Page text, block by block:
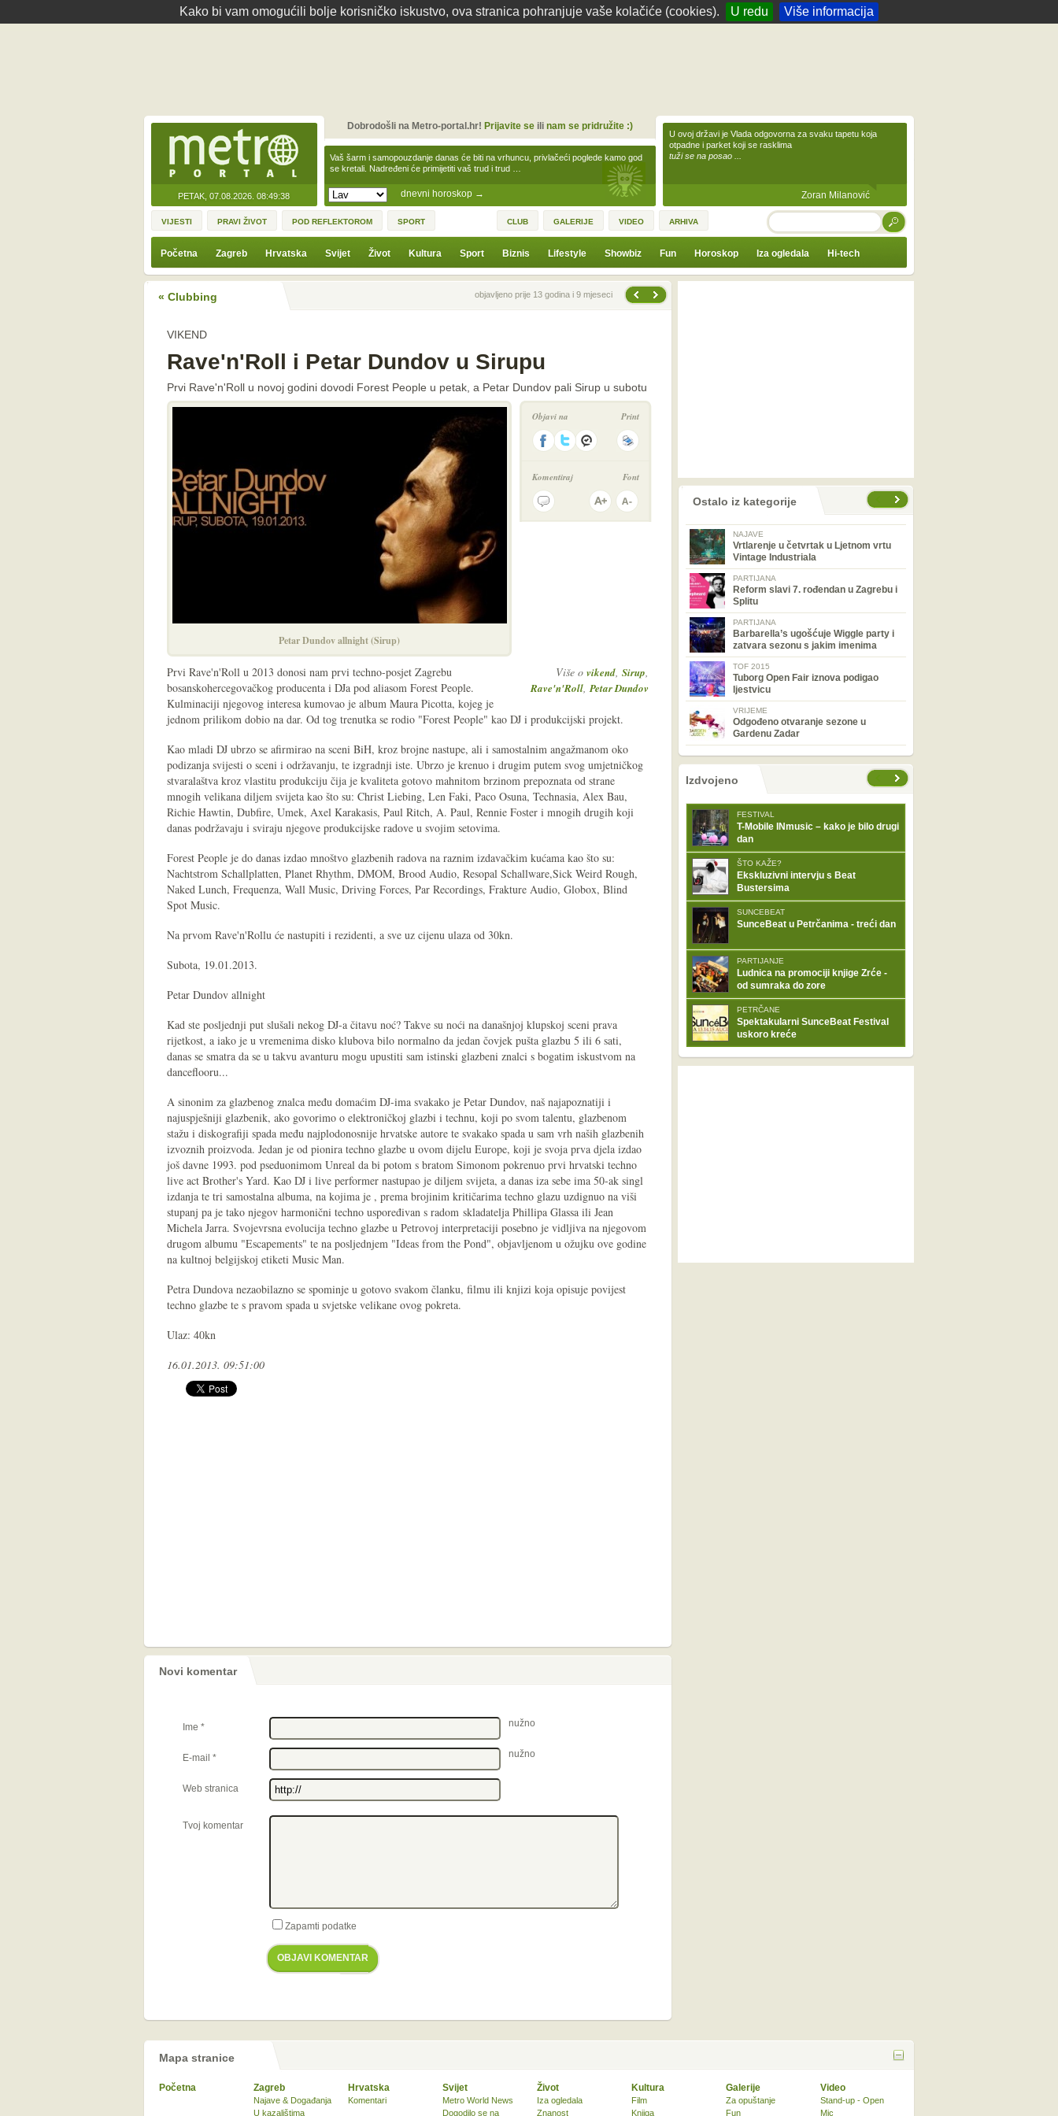
Kako bi vam omogućili bolje korisničko iskustvo, ova stranica pohranjuje vaše kolačiće (cookies). U redu Više informacija
PETAK, 07.08.2026. 08:49:38 dnevni horoskop →
Vaš šarm i samopouzdanje danas će biti na vrhuncu, privlačeći poglede kamo god
se kretali. Nadređeni će primijetiti vaš trud i trud …
Dobrodošli na Metro-portal.hr! Prijavite seili nam se pridružite :)
U ovoj državi je Vlada odgovorna za svaku tapetu koja
otpadne i parket koji se rasklima
tuži se na posao ...
Zoran Milanović
VIJESTI PRAVI ŽIVOT POD REFLEKTOROM SPORT CLUB GALERIJE VIDEO ARHIVA TRAŽI
Početna Zagreb Hrvatska Svijet Život Kultura Sport Biznis Lifestyle Showbiz Fun Horoskop Iza ogledala Hi-tech
« Clubbing Prethodna vijestobjavljeno prije 13 godina i 9 mjeseci
VIKEND
Rave'n'Roll i Petar Dundov u Sirupu
Prvi Rave'n'Roll u novoj godini dovodi Forest People u petak, a Petar Dundov pali Sirup u subotu
Petar Dundov allnight (Sirup)
Objavi na Print
Komentiraj Font
Više o vikend, Sirup,
Rave'n'Roll,Petar Dundov
Prvi Rave'n'Roll u 2013 donosi nam prvi techno-posjet Zagrebu
bosanskohercegovačkog producenta i DJa pod aliasom Forest People.
Kulminaciji njegovog interesa kumovao je album Maura Picotta, kojeg je
jednom prilikom dobio na dar. Od tog trenutka se rodio "Forest People" kao DJ i produkcijski projekt.
Kao mladi DJ ubrzo se afirmirao na sceni BiH, kroz brojne nastupe, ali i samostalnim angažmanom oko
podizanja svijesti o sceni i održavanju, te izgradnji iste. Ubrzo je krenuo i drugim putem svog umjetničkog
stvaralaštva kroz vlastitu produkciju čija je kvaliteta gotovo mahnitom brzinom prepoznata od strane
mnogih velikana diljem svijeta kao što su: Christ Liebing, Len Faki, Paco Osuna, Technasia, Alex Bau,
Richie Hawtin, Dubfire, Umek, Axel Karakasis, Paul Ritch, A. Paul, Rennie Foster i mnogih drugih koji
danas podržavaju i sviraju njegove produkcijske radove u svojim setovima.
Forest People je do danas izdao mnoštvo glazbenih radova na raznim izdavačkim kućama kao što su:
Nachtstrom Schallplatten, Planet Rhythm, DMOM, Brood Audio, Resopal Schallware,Sick Weird Rough,
Naked Lunch, Frequenza, Wall Music, Driving Forces, Par Recordings, Frakture Audio, Globox, Blind
Spot Music.
Na prvom Rave'n'Rollu će nastupiti i rezidenti, a sve uz cijenu ulaza od 30kn.
Subota, 19.01.2013.
Petar Dundov allnight
Kad ste posljednji put slušali nekog DJ-a čitavu noć? Takve su noći na današnjoj klupskoj sceni prava
rijetkost, a iako je u vremenima disko klubova bilo normalno da jedan čovjek pušta glazbu 5 ili 6 sati,
danas se smatra da se u takvu avanturu mogu upustiti sam istinski glazbeni znalci s bogatim iskustvom na
danceflooru...
A sinonim za glazbenog znalca među domaćim DJ-ima svakako je Petar Dundov, naš najapoznatiji i
najuspješniji glazbenik, ako govorimo o elektroničkoj glazbi i technu, koji po svom talentu, glazbenom
stažu i diskografiji spada među najplodonosnije hrvatske autore te svakako spada u sam vrh naših glazbenih
izvoznih proizvoda. Jedan je od pionira techno glazbe u ovom dijelu Europe, koji je svoja prva djela izdao
još davne 1993. pod pseduonimom Unreal da bi potom s bratom Simonom pokrenuo prvi hrvatski techno
live act Brother's Yard. Kao DJ i live performer nastupao je diljem svijeta, a danas iza sebe ima 50-ak singl
izdanja te tri samostalna albuma, na kojima je , prema brojinim kritičarima techno glazu uzdignuo na viši
stupanj pa je tako njegov harmonični techno uspoređivan s radom skladatelja Phillipa Glassa ili Jean
Michela Jarra. Svojevrsna evolucija techno glazbe u Petrovoj interpretaciji posebno je vidljiva na njegovom
drugom albumu "Escapements" te na posljednjem "Ideas from the Pond", objavljenom u ožujku ove godine
na kultnoj belgijskoj etiketi Music Man.
Petra Dundova nezaobilazno se spominje u gotovo svakom članku, filmu ili knjizi koja opisuje povijest
techno glazbe te s pravom spada u svjetske velikane ovog pokreta.
Ulaz: 40kn
16.01.2013. 09:51:00
Novi komentar
Ime * nužno
E-mail * nužno
Web stranica
Tvoj komentar
Zapamti podatke
OBJAVI KOMENTAR
prethodno Ostalo iz kategorije
NAJAVE
Vrtlarenje u četvrtak u Ljetnom vrtu
Vintage Industriala
PARTIJANA
Reform slavi 7. rođendan u Zagrebu i
Splitu
PARTIJANA
Barbarella’s ugošćuje Wiggle party i
zatvara sezonu s jakim imenima
TOF 2015
Tuborg Open Fair iznova podigao
ljestvicu
VRIJEME
Odgođeno otvaranje sezone u
Gardenu Zadar
nema prethodne stranice
sljedećeIzdvojeno
FESTIVAL
T-Mobile INmusic – kako je bilo drugi
dan
ŠTO KAŽE?
Ekskluzivni intervju s Beat
Bustersima
SUNCEBEAT
SunceBeat u Petrčanima - treći dan
PARTIJANJE
Ludnica na promociji knjige Zrće -
od sumraka do zore
PETRČANE
Spektakularni SunceBeat Festival
uskoro kreće
Mapa stranice
Početna Zagreb
Najave & Događanja
U kazalištima
Hrvatska
Komentari
Svijet
Metro World News
Dogodilo se na
Život
Iza ogledala
Znanost
Kultura
Film
Knjiga
Galerije
Za opuštanje
Fun
Video
Stand-up - Open
Mic